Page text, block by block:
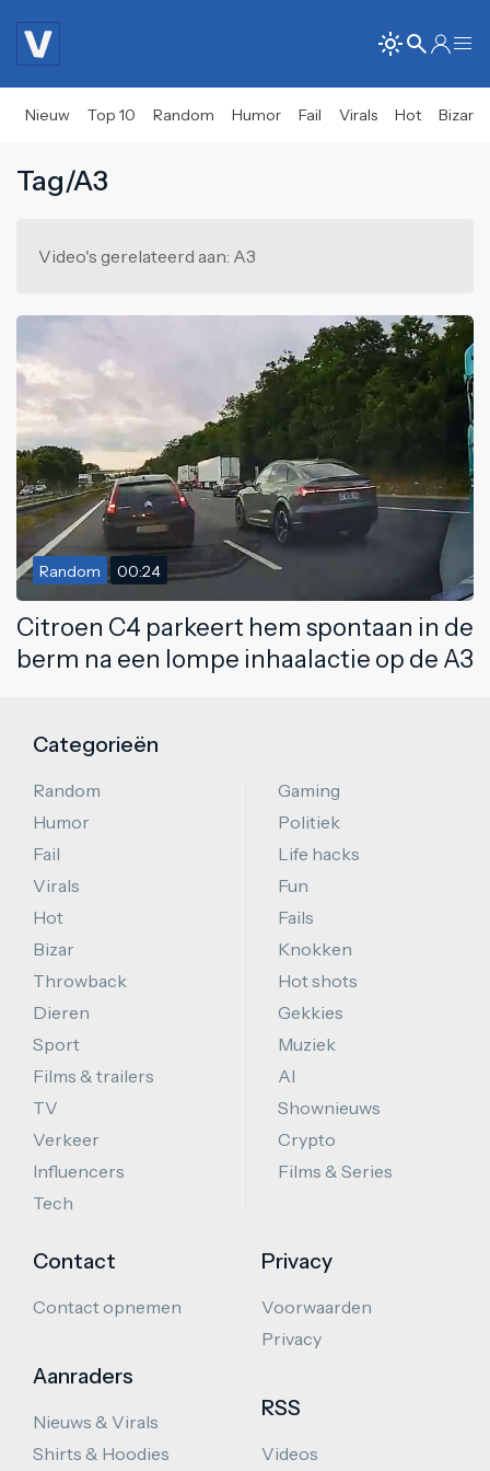
Nieuw Top 10 Random Humor Fail Virals Hot Bizar
Tag/A3
Video's gerelateerd aan: A3
Random 00:24
Citroen C4 parkeert hem spontaan in de
berm na een lompe inhaalactie op de A3
Categorieën
Random
Humor
Fail
Virals
Hot
Bizar
Throwback
Dieren
Sport
Films & trailers
TV
Verkeer
Influencers
Tech
Gaming
Politiek
Life hacks
Fun
Fails
Knokken
Hot shots
Gekkies
Muziek
AI
Shownieuws
Crypto
Films & Series
Contact
Contact opnemen
Aanraders
Nieuws & Virals
Shirts & Hoodies
Privacy
Voorwaarden
Privacy
RSS
Videos